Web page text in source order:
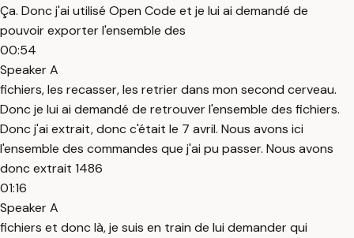
Ça. Donc j'ai utilisé Open Code et je lui ai demandé de
pouvoir exporter l'ensemble des
00:54
Speaker A
fichiers, les recasser, les retrier dans mon second cerveau.
Donc je lui ai demandé de retrouver l'ensemble des fichiers.
Donc j'ai extrait, donc c'était le 7 avril. Nous avons ici
l'ensemble des commandes que j'ai pu passer. Nous avons
donc extrait 1486
01:16
Speaker A
fichiers et donc là, je suis en train de lui demander qui